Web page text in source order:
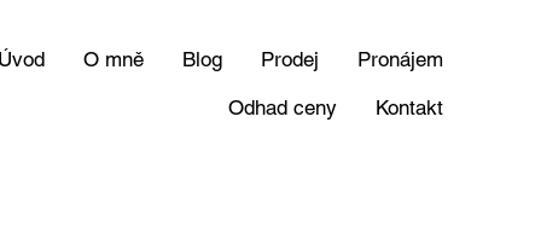
Úvod O mně Blog Prodej
Pronájem
Odhad ceny
Kontakt